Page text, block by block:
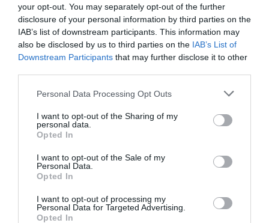
your opt-out. You may separately opt-out of the further
disclosure of your personal information by third parties on the
IAB’s list of downstream participants. This information may
also be disclosed by us to third parties on the IAB’s List of
Downstream Participants that may further disclose it to other
Personal Data Processing Opt Outs
I want to opt-out of the Sharing of my
personal data.
Opted In
I want to opt-out of the Sale of my
Personal Data.
Opted In
I want to opt-out of processing my
Personal Data for Targeted Advertising.
Opted In
Βρες το RUNNER!
Όλα τα Τεύχη